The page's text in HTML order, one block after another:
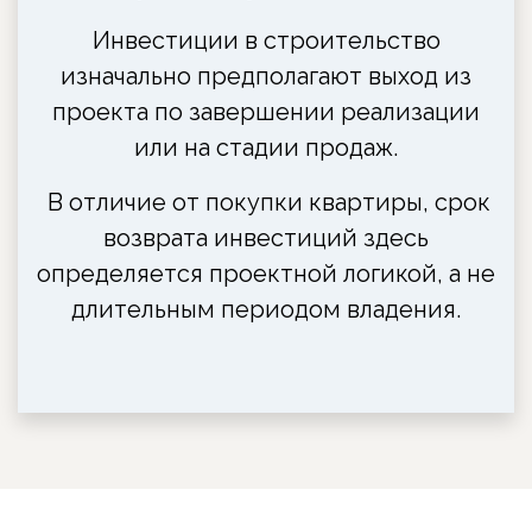
Инвестиции в строительство
изначально предполагают выход из
проекта по завершении реализации
или на стадии продаж.
В отличие от покупки квартиры, срок
возврата инвестиций здесь
определяется проектной логикой, а не
длительным периодом владения.